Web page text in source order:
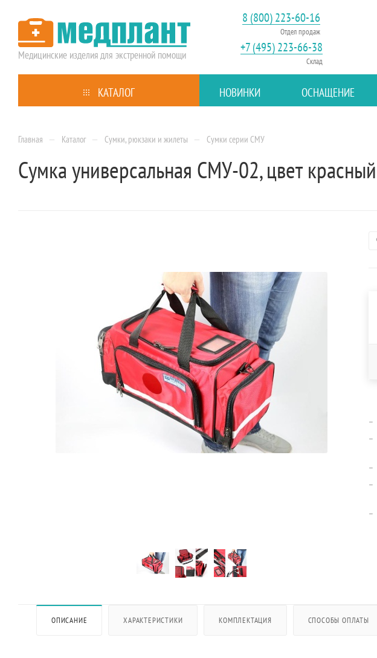
Медицинские изделиядля экстренной помощи
8 (800) 223-60-16
Отдел продаж
+7 (495) 223-66-38
Склад
КАТАЛОГ НОВИНКИ ОСНАЩЕНИЕ
Главная — Каталог — Сумки, рюкзаки и жилеты — Сумки серии СМУ
Сумка универсальная СМУ-02, цвет красный
ОПИСАНИЕ ХАРАКТЕРИСТИКИ КОМПЛЕКТАЦИЯ СПОСОБЫ ОПЛАТЫ